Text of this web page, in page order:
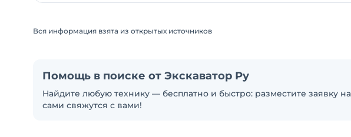
Вся информация взята из открытых источников
Помощь в поиске от Экскаватор Ру
Найдите любую технику — бесплатно и быстро: разместите заявку
сами свяжутся с вами!